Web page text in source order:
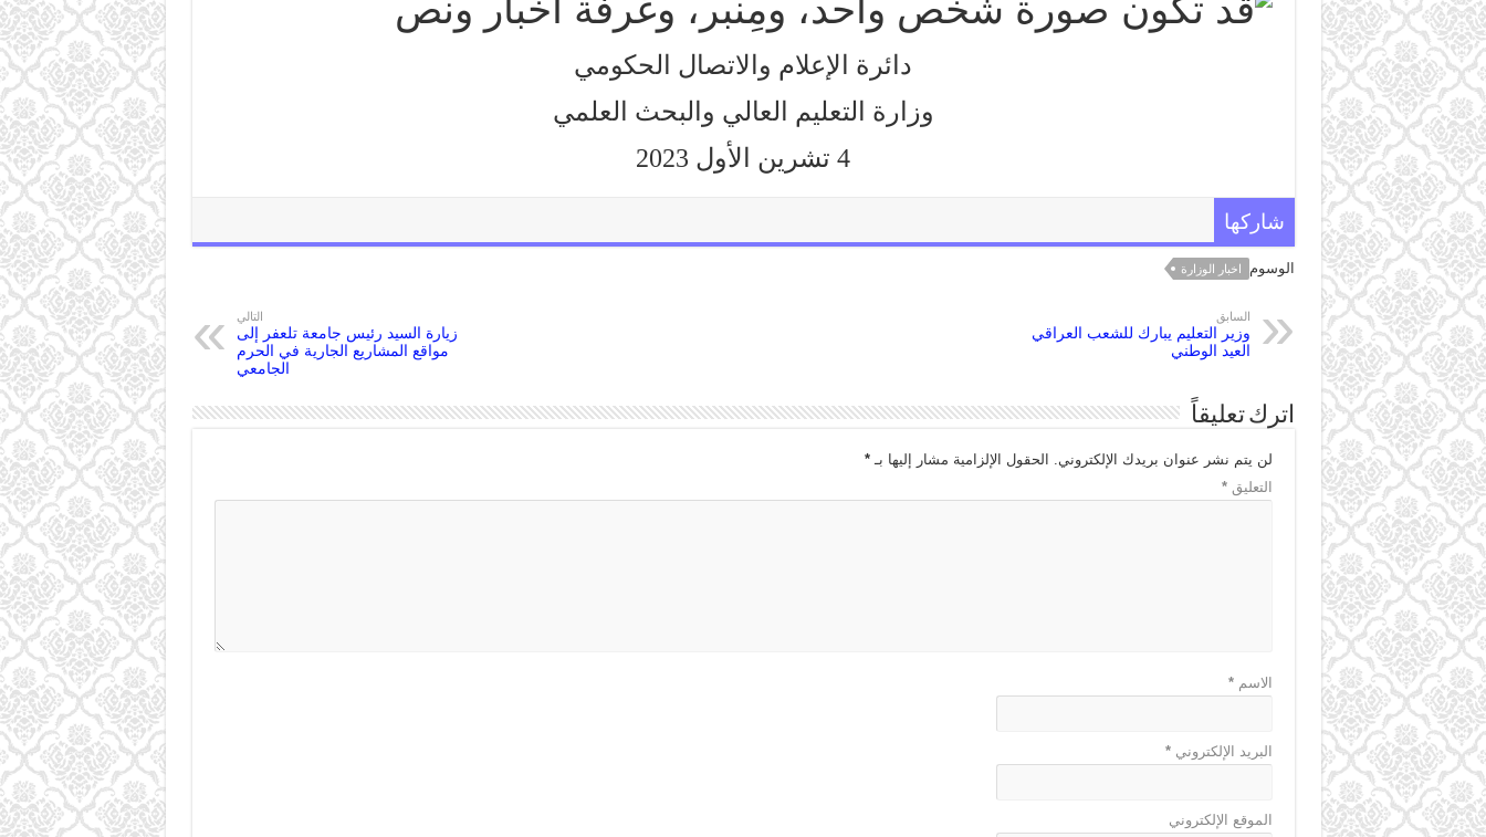
دائرة الإعلام والاتصال الحكومي
وزارة التعليم العالي والبحث العلمي
4 تشرين الأول 2023
شاركها
الوسوم اخبار الوزارة
السابق
وزير التعليم يبارك للشعب العراقي
العيد الوطني
التالي
زيارة السيد رئيس جامعة تلعفر إلى
مواقع المشاريع الجارية في الحرم
الجامعي
اترك تعليقاً
لن يتم نشر عنوان بريدك الإلكتروني. الحقول الإلزامية مشار إليها بـ*
التعليق*
الاسم*
البريد الإلكتروني*
الموقع الإلكتروني